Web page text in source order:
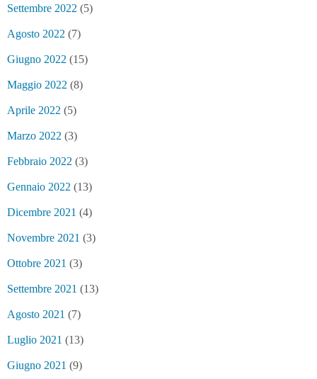
Settembre 2022 (5)
Agosto 2022 (7)
Giugno 2022 (15)
Maggio 2022 (8)
Aprile 2022 (5)
Marzo 2022 (3)
Febbraio 2022 (3)
Gennaio 2022 (13)
Dicembre 2021 (4)
Novembre 2021 (3)
Ottobre 2021 (3)
Settembre 2021 (13)
Agosto 2021 (7)
Luglio 2021 (13)
Giugno 2021 (9)